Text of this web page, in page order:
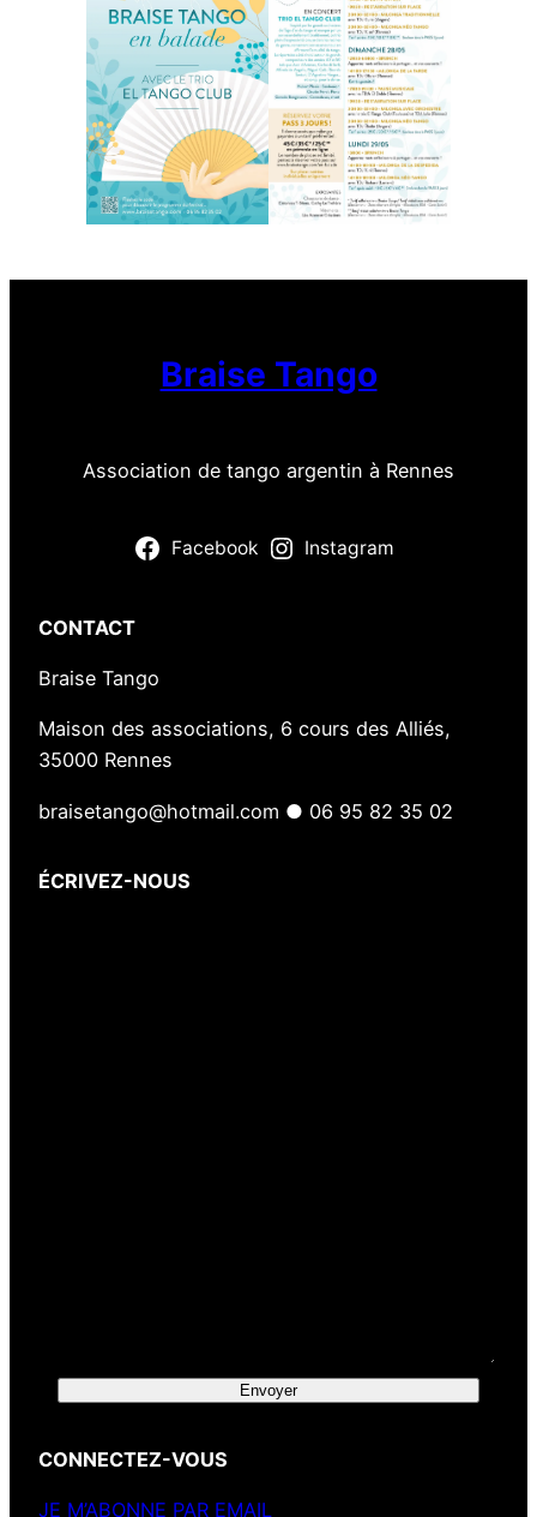
Braise Tango
Association de tango argentin à Rennes
Facebook Instagram
CONTACT
Braise Tango
Maison des associations, 6 cours des Alliés,
35000 Rennes
braisetango@hotmail.com ● 06 95 82 35 02
ÉCRIVEZ-NOUS
Envoyer
CONNECTEZ-VOUS
JE M’ABONNE PAR EMAIL